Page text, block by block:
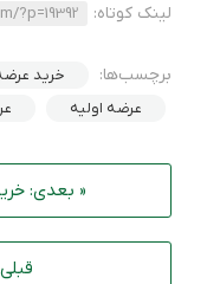
لینک کوتاه: ?p=19392
برچسب‌ها: خرید
عرضه اولیه
« بعدی: